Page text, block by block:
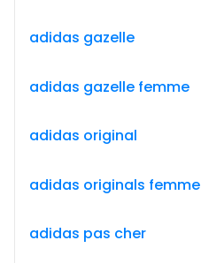
adidas gazelle
adidas gazelle femme
adidas original
adidas originals femme
adidas pas cher